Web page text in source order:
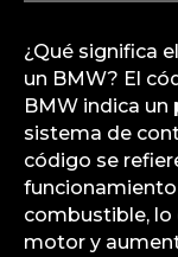
¿Qué significa
un BMW? El
BMW indica
sistema de
código se
combustible, lo
motor y